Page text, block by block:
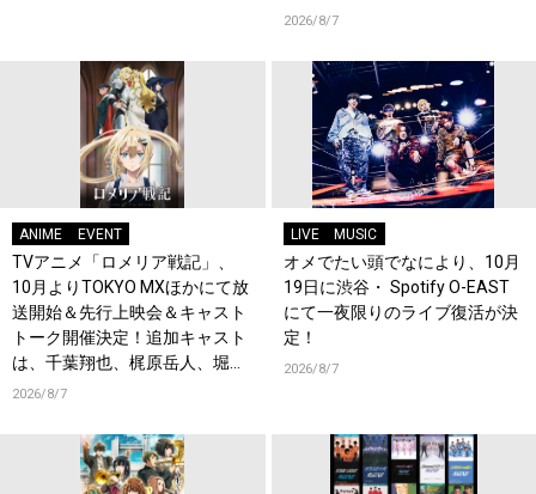
2026/8/7
ANIME EVENT
TVアニメ「ロメリア戦記」、
10月よりTOKYO MXほかにて放
送開始＆先行上映会＆キャスト
トーク開催決定！追加キャスト
は、千葉翔也、梶原岳人、堀江
瞬、綿貫竜之介！PV第1弾公
2026/8/7
LIVE MUSIC
オメでたい頭でなにより、10月
19日に渋谷・ Spotify O-EAST
にて一夜限りのライブ復活が決
定！
2026/8/7